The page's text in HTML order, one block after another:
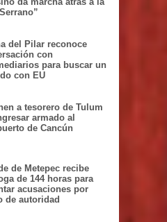
da marcha atrás a la
del Pilar reconoce
con
para buscar un
con EU
a tesorero de Tulum
armado al
de Cancún
de Metepec recibe
de 144 horas para
acusaciones por
de autoridad